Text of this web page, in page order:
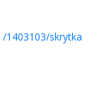
/1403103/skrytka